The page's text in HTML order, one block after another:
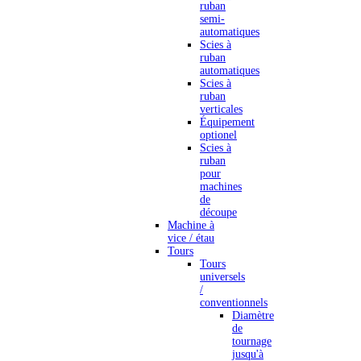
ruban
semi-
automatiques
Scies à
ruban
automatiques
Scies à
ruban
verticales
Équipement
optionel
Scies à
ruban
pour
machines
de
découpe
Machine à
vice / étau
Tours
Tours
universels
/
conventionnels
Diamètre
de
tournage
jusqu'à